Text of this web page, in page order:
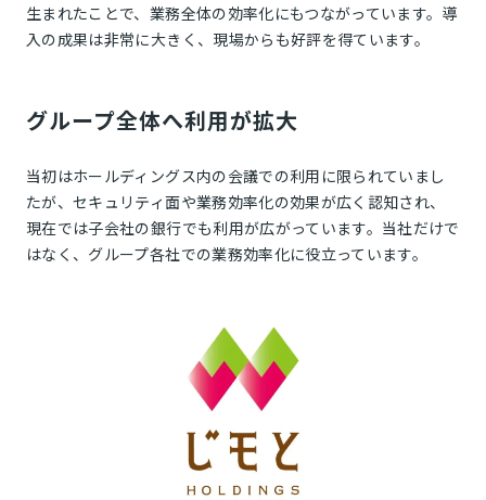
生まれたことで、業務全体の効率化にもつながっています。導
入の成果は非常に大きく、現場からも好評を得ています。
グループ全体へ利用が拡大
当初はホールディングス内の会議での利用に限られていまし
たが、セキュリティ面や業務効率化の効果が広く認知され、
現在では子会社の銀行でも利用が広がっています。当社だけで
はなく、グループ各社での業務効率化に役立っています。